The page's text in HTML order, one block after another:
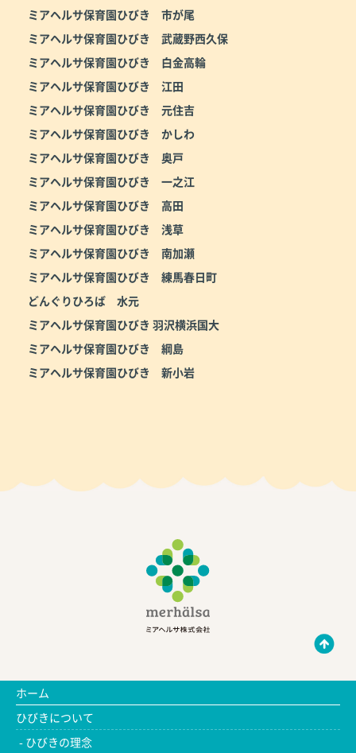
ミアヘルサ保育園ひびき 市が尾
ミアヘルサ保育園ひびき 武蔵野西久保
ミアヘルサ保育園ひびき 白金高輪
ミアヘルサ保育園ひびき 江田
ミアヘルサ保育園ひびき 元住吉
ミアヘルサ保育園ひびき かしわ
ミアヘルサ保育園ひびき 奥戸
ミアヘルサ保育園ひびき 一之江
ミアヘルサ保育園ひびき 高田
ミアヘルサ保育園ひびき 浅草
ミアヘルサ保育園ひびき 南加瀬
ミアヘルサ保育園ひびき 練馬春日町
どんぐりひろば 水元
ミアヘルサ保育園ひびき 羽沢横浜国大
ミアヘルサ保育園ひびき 綱島
ミアヘルサ保育園ひびき 新小岩
ホーム
ひびきについて
ひびきの理念